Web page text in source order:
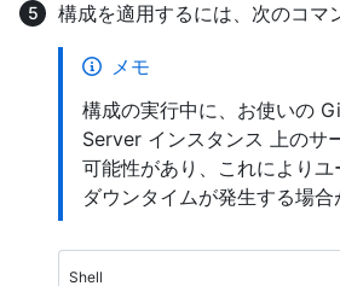
構成を適用するには、次のコマ
メモ
構成の実行中に、お使いの
Server インスタンス 上のサ
可能性があり、これにより
ダウンタイムが発生する場合
Shell